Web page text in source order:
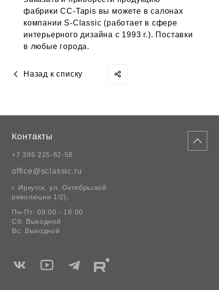
фабрики CC-Tapis вы можете в салонах
компании S-Classic (работает в сфере
интерьерного дизайна с 1993 г.). Поставки
в любые города.
Назад к списку
Контакты
+7 395 225-82-58
office@sclassic.ru
г. Иркутск, ул. Октябрьской
революции 1/2|;
Пн-Пт: 09:00 - 18:00
Сб: Выходной
Вс: Выходной
Мы
Мы
Мы
Мы